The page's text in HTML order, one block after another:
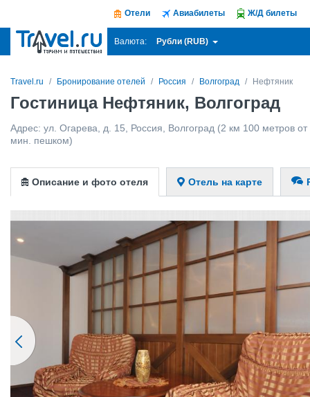
Отели Авиабилеты Ж/Д билеты
Валюта: Рубли (RUB)
Travel.ru Бронирование отелей Россия Волгоград Нефтяник
Гостиница Нефтяник, Волгоград
Адрес: ул. Огарева, д. 15 Россия Волгоград (2 км 100 метров
мин. пешком)
Описание и фото отеля Отель на карте